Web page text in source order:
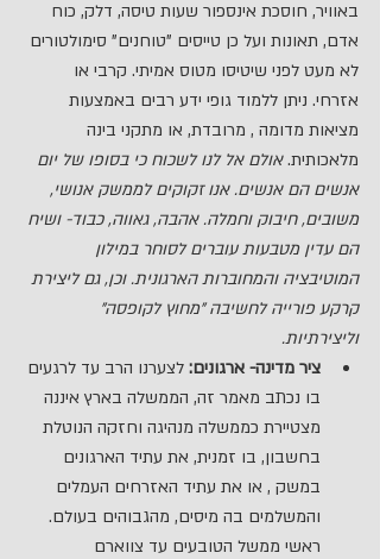
באוויר, חוסכת אינספור שעות טיסה, דלק, כוח
אדם, תאונות ועל כן טייסים "טוחנים" סימולטורים
לא מעט לפני שיטיסו מטוס אמיתי. קרבי או
אזרחי. ניתן ללמוד גופי ידע רבים באמצעות
מציאות מדומה , מרובדת, או מתקני בינה
מלאכותית. אולם אל לנו לשכוח כי בסופו של יום
אנשים הם אנשים. אנו זקוקים לממשק אנושי,
משובים, חיבוק וחמלה. אהבה, גאווה, כבוד- ושיח
הם עדין מטבעות עוברים לסוחר במילון
המוטיבציה והמחוברות הארגונית. וכן, גם ליצירת
קרקע פורייה לחשיבה "מחוץ לקופסה"
וליצירתיות.
ציר מדינה- ארגונים: לצערנו הרב עד לרגעים
בו נכתב מאמר זה, הממשלה בארץ איננה
מצטיירת כממשלה מנהיגה וחזקה הנוטלת
בחשבון, בו זמנית, את עתיד הארגונים
במשק , או את עתיד האזרחים העמלים
והמשלמים בה מיסים, מהגבוהים בעולם.
ראשי ממשל הטובעים עד צווארם